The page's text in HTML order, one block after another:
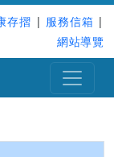
存摺 | 服務信箱 |
網站導覽